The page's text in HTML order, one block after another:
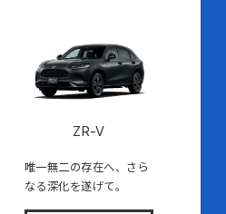
ZR-V
唯一無二の存在へ、さら
なる深化を遂げて。